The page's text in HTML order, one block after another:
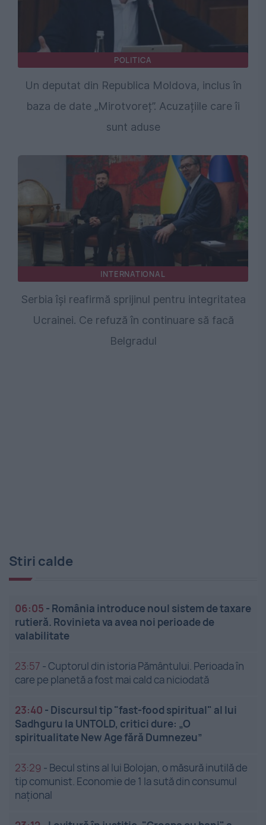
POLITICA
Un deputat din Republica Moldova, inclus în
baza de date „Mirotvoreț”. Acuzațiile care îi
sunt aduse
INTERNATIONAL
Serbia își reafirmă sprijinul pentru integritatea
Ucrainei. Ce refuză în continuare să facă
Belgradul
Stiri calde
06:05 - România introduce noul sistem de taxare
rutieră. Rovinieta va avea noi perioade de
valabilitate
23:57 -Cuptorul din istoria Pământului. Perioada în
care pe planetă a fost mai cald ca niciodată
23:40 - Discursul tip "fast-food spiritual" al lui
Sadhguru la UNTOLD, critici dure: „O
spiritualitate New Age fără Dumnezeu”
23:29 - Becul stins al lui Bolojan, o măsură inutilă de
tip comunist. Economie de 1 la sută din consumul
național